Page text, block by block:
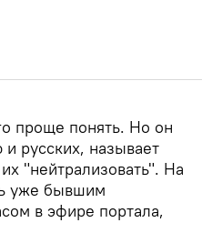
проще понять. Но он
русских, называет
"нейтрализовать". На
уже бывшим
в эфире портала,